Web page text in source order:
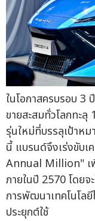
ในโอกาสครบรอบ 3
ขายสะสมทั่วโลกทะ
รุ่นใหม่ที่บรรลุเป้าห
นี้ แบรนด์จึงเร่งขับ
Annual Million" เ
ภายในปี 2570 โดย
การพัฒนาเทคโนโลยี
ประยุกต์ใช้